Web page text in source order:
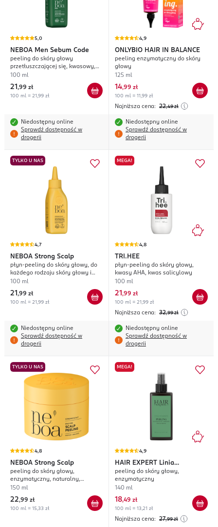
5,0
NEBOA Men Sebum Code
peeling do skóry głowy
przetłuszczającej się, kwasowy,
normalizujący
100 ml
21 ,99 zł
100 ml = 21,99 zł
Niedostępny online
Sprawdź dostępność w
drogerii
4,9
ONLYBIO HAIR IN BALANCE
peeling enzymatyczny do skóry
głowy
125 ml
14,99 zł
100 ml = 11,99 zł
Najniższa cena: 22,49 zł
Niedostępny online
Sprawdź dostępność w
drogerii
TYLKO U NAS
4,7
NEBOA Strong Scalp
płyn-peeling do skóry głowy, do
każdego rodzaju skóry głowy i
włosów, oczyszczający
100 ml
21 ,99 zł
100 ml = 21,99 zł
Niedostępny online
Sprawdź dostępność w
drogerii
MEGA!
4,8
TRI.HEE
płyn-peeling do skóry głowy,
kwasy AHA, kwas salicylowy
100 ml
21 ,99 zł
100 ml = 21,99 zł
Najniższa cena: 32,99 zł
Niedostępny online
Sprawdź dostępność w
drogerii
TYLKO U NAS
4,8
NEBOA Strong Scalp
peeling do skóry głowy,
enzymatyczny, naturalny,
oczyszczenie i regeneracja
150 ml
22,99 zł
100 ml = 15,33 zł
MEGA!
4,9
HAIR EXPERT Linia
Profesjonalna
peeling do skóry głowy,
enzymatyczny
140 ml
18,49 zł
100 ml = 13,21 zł
Najniższa cena: 27,99 zł